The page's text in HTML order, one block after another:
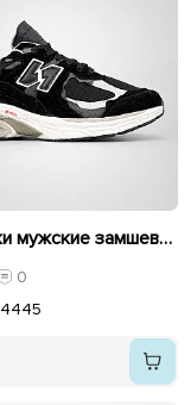
Кроссовки мужские замшевые 596128 Черные
0
4445